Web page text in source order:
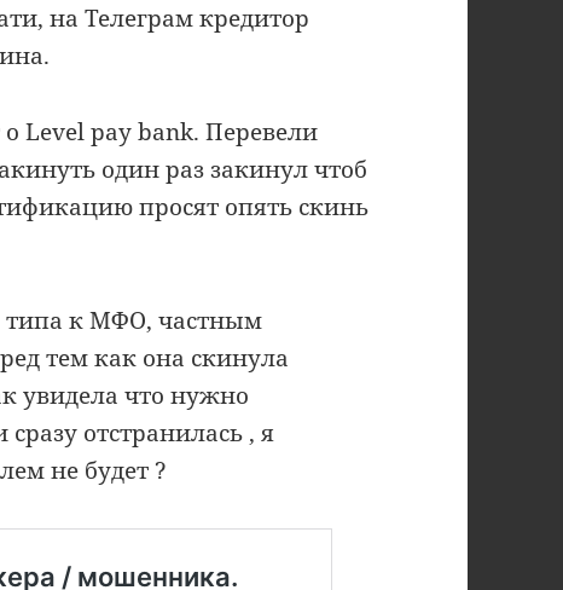
на Телеграм кредитор
о Level pay bank. Перевели
один раз закинул чтоб
просят опять скинь
типа к МФО, частным
тем как она скинула
увидела что нужно
отстранилась , я
не будет ?